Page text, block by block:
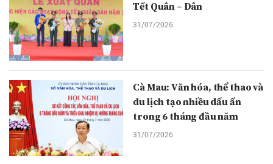
Tết Quân – Dân
31/07/2026
Cà Mau: Văn hóa, thể thao và
du lịch tạo nhiều dấu ấn
trong 6 tháng đầu năm
31/07/2026